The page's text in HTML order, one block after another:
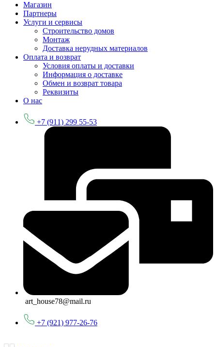
Магазин
Партнеры
Услуги и сервисы
Строительство домов
Монтаж
Доставка нерудных материалов
Оплата и возврат
Условия оплаты и доставки
Информация о доставке
Обмен и возврат товара
Реквизиты
О нас
+7 (911) 299 55-53
art_house78@mail.ru
+7 (921) 977-26-76